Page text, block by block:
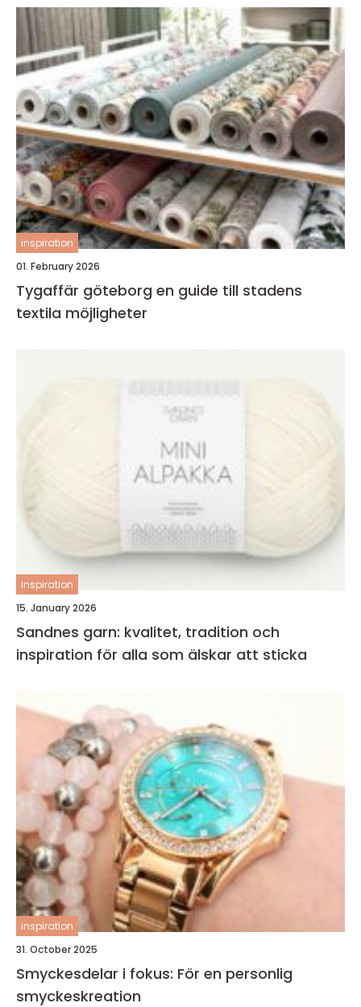
inspiration
01. February 2026
Tygaffär göteborg en guide till stadens
textila möjligheter
inspiration
15. January 2026
Sandnes garn: kvalitet, tradition och
inspiration för alla som älskar att sticka
inspiration
31. October 2025
Smyckesdelar i fokus: För en personlig
smyckeskreation